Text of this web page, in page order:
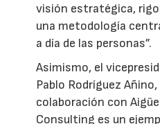
visión estratégica,
una metodología
a día de las personas”.
Asimismo, el
Pablo Rodríguez
colaboración con
Consulting es un